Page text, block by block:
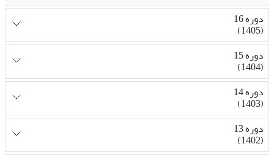
دوره 16
(1405)
دوره 15
(1404)
دوره 14
(1403)
دوره 13
(1402)